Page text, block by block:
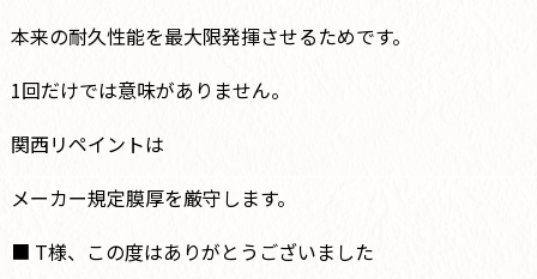
本来の耐久性能を最大限発揮させるためです。
1回だけでは意味がありません。
関西リペイントは
メーカー規定膜厚を厳守します。
■ T様、この度はありがとうございました